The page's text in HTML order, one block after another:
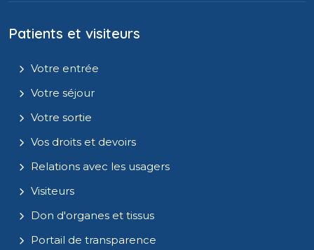
Patients et visiteurs
Votre entrée
Votre séjour
Votre sortie
Vos droits et devoirs
Relations avec les usagers
Visiteurs
Don d'organes et tissus
Portail de transparence